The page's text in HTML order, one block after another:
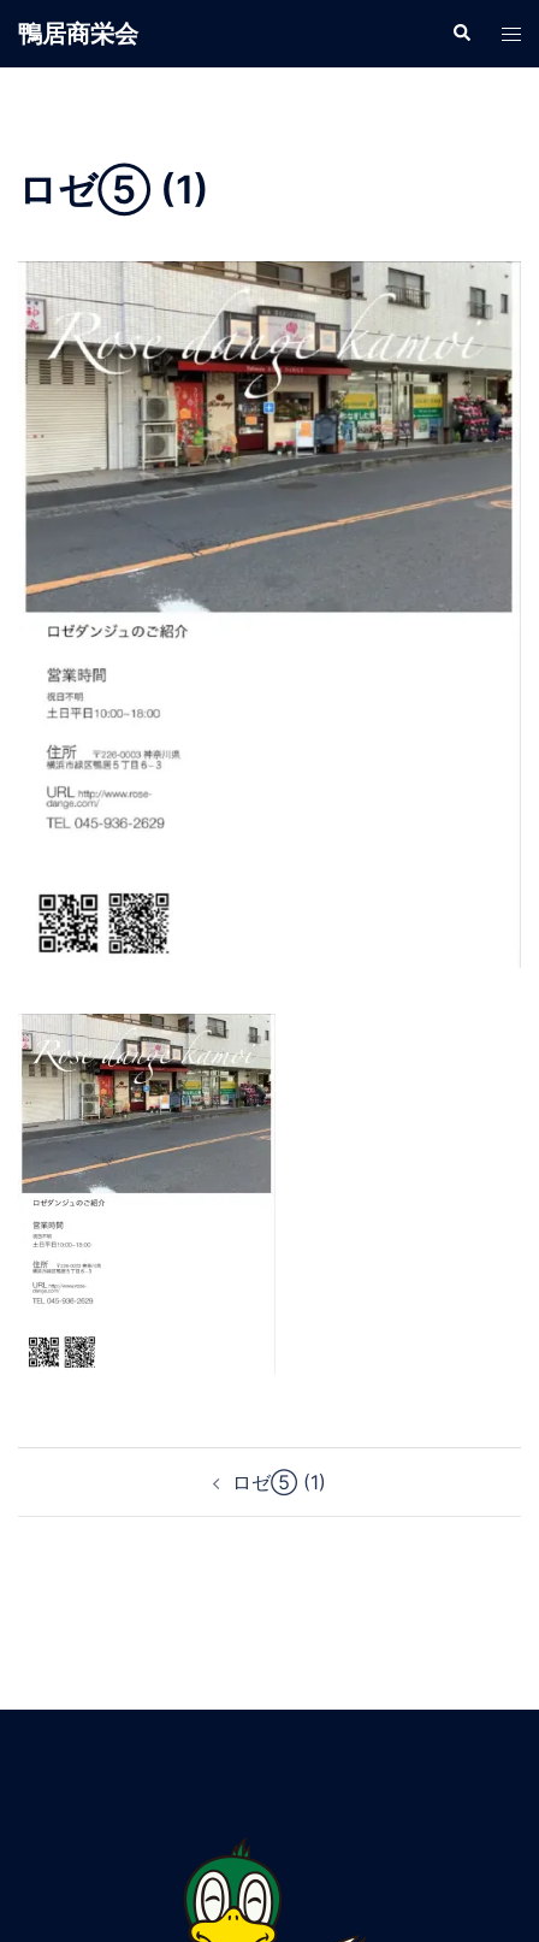
鴨居商栄会
ロゼ⑤ (1)
ロゼ⑤ (1)